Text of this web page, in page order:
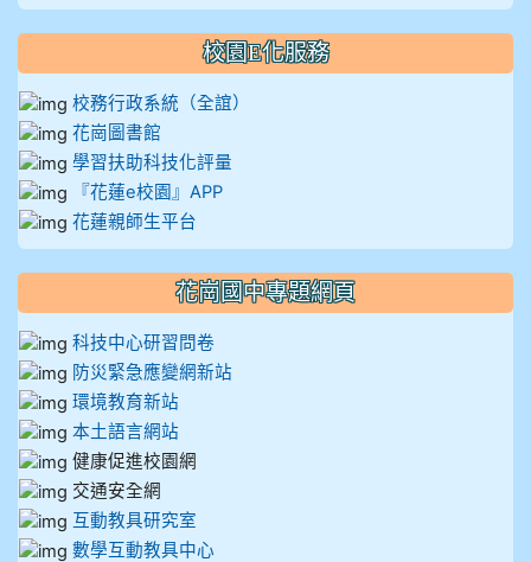
校園E化服務
校務行政系統（全誼）
花崗圖書館
學習扶助科技化評量
『花蓮e校園』APP
花蓮親師生平台
花崗國中專題網頁
科技中心研習問卷
防災緊急應變網新站
環境教育新站
本土語言網站
健康促進校園網
交通安全網
互動教具研究室
數學互動教具中心